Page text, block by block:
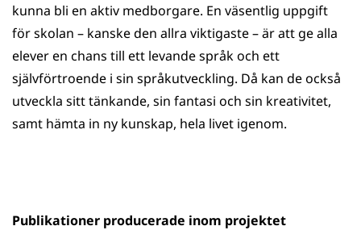
kunna bli en aktiv medborgare. En väsentlig uppgift
för skolan – kanske den allra viktigaste – är att ge alla
elever en chans till ett levande språk och ett
självförtroende i sin språkutveckling. Då kan de också
utveckla sitt tänkande, sin fantasi och sin kreativitet,
samt hämta in ny kunskap, hela livet igenom.
Publikationer producerade inom projektet